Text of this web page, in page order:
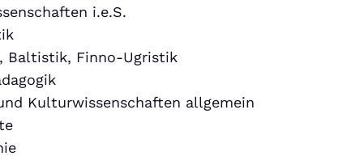
i.e.S.
Baltistik, Finno-Ugristik
Kulturwissenschaften allgemein